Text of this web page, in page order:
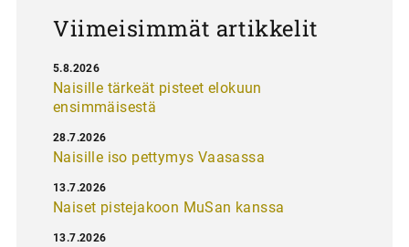
Viimeisimmät artikkelit
Naisille tärkeät pisteet elokuun
ensimmäisestä
5.8.2026
Naisille iso pettymys Vaasassa
28.7.2026
Naiset pistejakoon MuSan kanssa
13.7.2026
13.7.2026